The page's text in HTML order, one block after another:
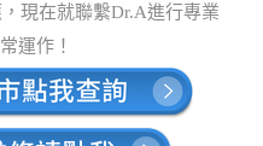
現在就聯繫Dr.A進行專業
運作！